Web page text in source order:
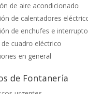
de aire acondicionado
de calentadores
de enchufes e
cuadro eléctrico
en general
de Fontanería